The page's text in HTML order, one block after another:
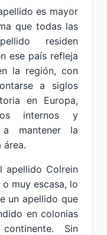
es mayor
que todas las
residen
ese país refleja
la región, con
a siglos
en Europa,
internos y
mantener la
área.
apellido Colrein
muy escasa, lo
un apellido que
en colonias
Sin